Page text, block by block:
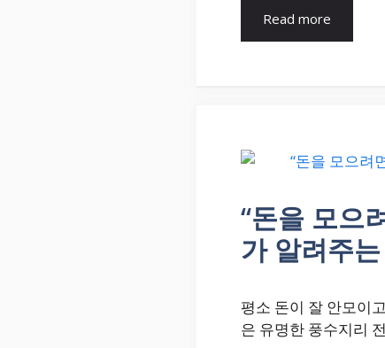
Read more
“돈을 모으
가 알려주
평소 돈이 잘 안모이
은 유명한 풍수지리